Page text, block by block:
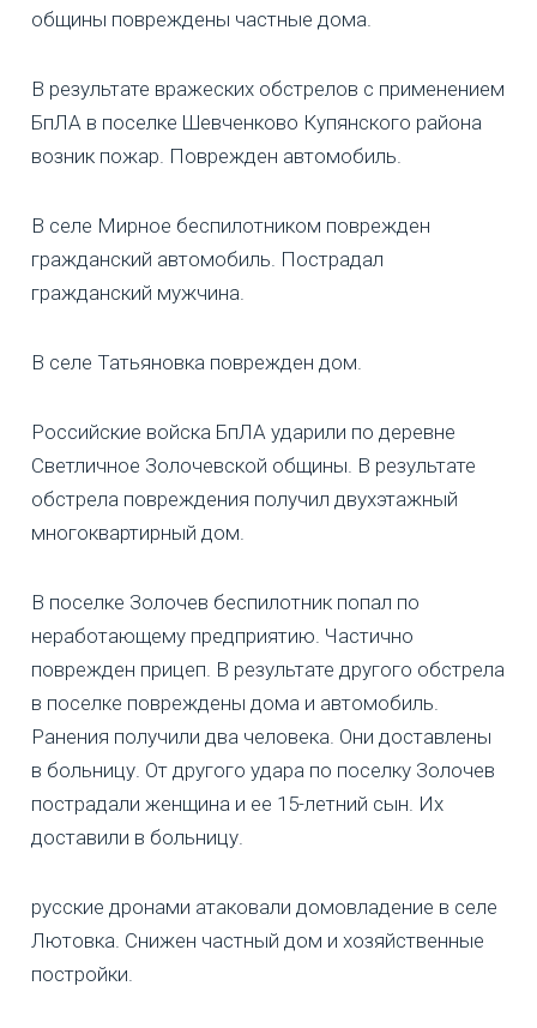
общины повреждены частные дома.
В результате вражеских обстрелов с применением
БпЛА в поселке Шевченково Купянского района
возник пожар. Поврежден автомобиль.
В селе Мирное беспилотником поврежден
гражданский автомобиль. Пострадал
гражданский мужчина.
В селе Татьяновка поврежден дом.
Российские войска БпЛА ударили по деревне
Светличное Золочевской общины. В результате
обстрела повреждения получил двухэтажный
многоквартирный дом.
В поселке Золочев беспилотник попал по
неработающему предприятию. Частично
поврежден прицеп. В результате другого обстрела
в поселке повреждены дома и автомобиль.
Ранения получили два человека. Они доставлены
в больницу. От другого удара по поселку Золочев
пострадали женщина и ее 15-летний сын. Их
доставили в больницу.
русские дронами атаковали домовладение в селе
Лютовка. Снижен частный дом и хозяйственные
постройки.